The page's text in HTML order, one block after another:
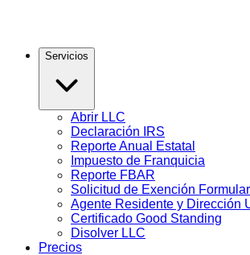
Servicios
Abrir LLC
Declaración IRS
Reporte Anual Estatal
Impuesto de Franquicia
Reporte FBAR
Solicitud de Exención
Agente Residente y Dirección
Certificado Good Standing
Disolver LLC
Precios